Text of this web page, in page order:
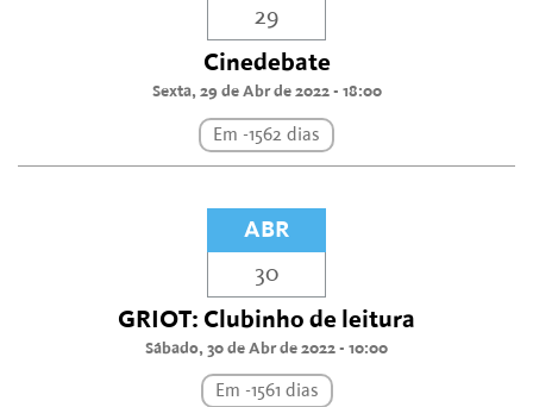
29
Cinedebate
Sexta, 29 de Abr de 2022 - 18:00
Em -1562 dias
ABR
30
GRIOT: Clubinho de leitura
Sábado, 30 de Abr de 2022 - 10:00
Em -1561 dias